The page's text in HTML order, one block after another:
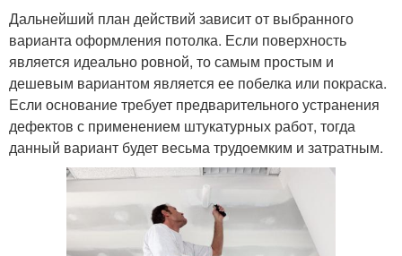
Дальнейший план действий зависит от выбранного
варианта оформления потолка. Если поверхность
является идеально ровной, то самым простым и
дешевым вариантом является ее побелка или покраска.
Если основание требует предварительного устранения
дефектов с применением штукатурных работ, тогда
данный вариант будет весьма трудоемким и затратным.